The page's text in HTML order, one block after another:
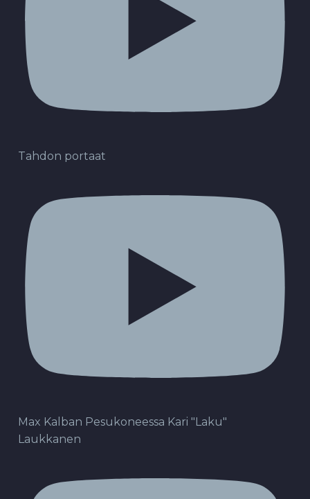
Tahdon portaat
Max Kalban Pesukoneessa Kari "Laku"
Laukkanen